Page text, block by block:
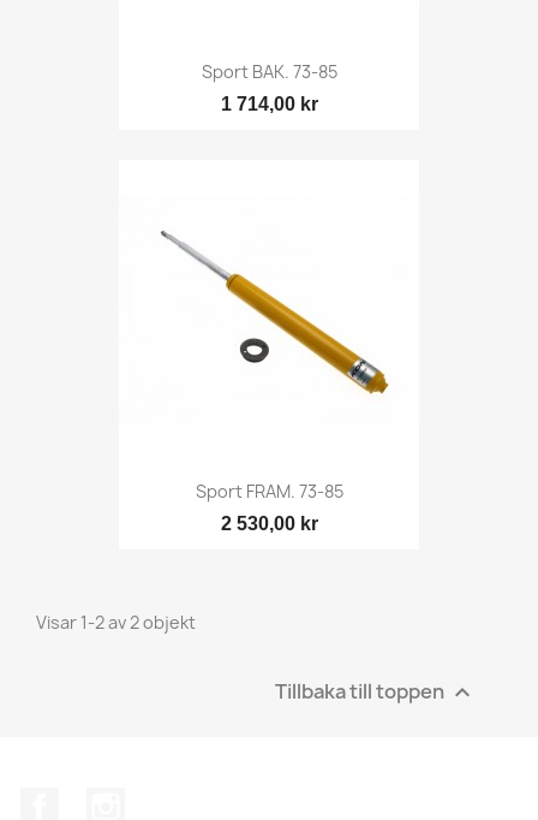
Sport BAK. 73-85
1 714,00 kr
Sport FRAM. 73-85
2 530,00 kr
Visar 1-2 av 2 objekt
Tillbaka till toppen 